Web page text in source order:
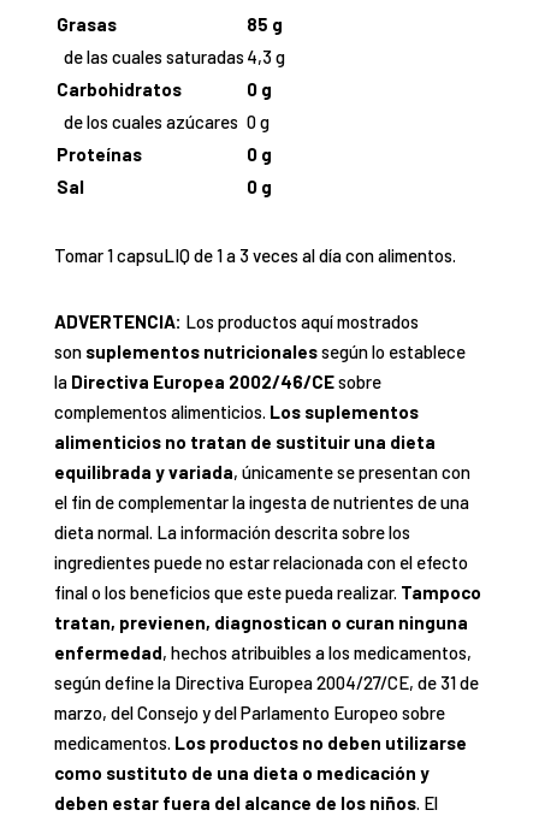
Grasas
85 g
de las cuales saturadas 4,3 g
Carbohidratos
0 g
de los cuales azúcares 0 g
Proteínas
0 g
Sal
0 g
Tomar 1 capsuLIQ de 1 a 3 veces al día con alimentos.
ADVERTENCIA: Los productos aquí mostrados
son suplementos nutricionalessegún lo establece
la Directiva Europea 2002/46/CEsobre
complementos alimenticios. Los suplementos
alimenticios no tratan de sustituir una dieta
equilibrada y variada, únicamente se presentan con
el fin de complementar la ingesta de nutrientes de una
dieta normal. La información descrita sobre los
ingredientes puede no estar relacionada con el efecto
final o los beneficios que este pueda realizar. Tampoco
tratan, previenen, diagnostican o curan ninguna
enfermedad, hechos atribuibles a los medicamentos,
según define la Directiva Europea 2004/27/CE, de 31 de
marzo, del Consejo y del Parlamento Europeo sobre
medicamentos. Los productos no deben utilizarse
como sustituto de una dieta o medicación y
deben estar fuera del alcance de los niños. El